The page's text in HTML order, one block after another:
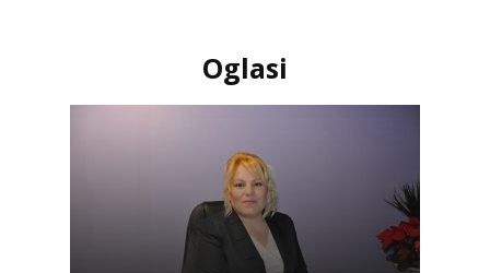
Oglasi